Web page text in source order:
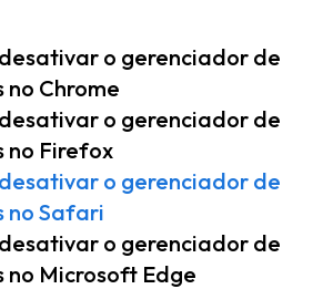
o gerenciador de
no Chrome
o gerenciador de
no Firefox
o gerenciador de
no Safari
o gerenciador de
no Microsoft Edge